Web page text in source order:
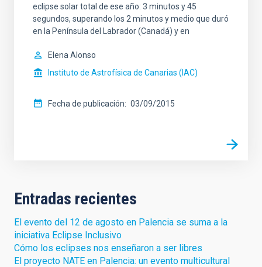
eclipse solar total de ese año: 3 minutos y 45
segundos, superando los 2 minutos y medio que duró
en la Península del Labrador (Canadá) y en
Elena Alonso
Instituto de Astrofísica de Canarias (IAC)
Fecha de publicación 03/09/2015
Entradas recientes
El evento del 12 de agosto en Palencia se suma a la
iniciativa Eclipse Inclusivo
Cómo los eclipses nos enseñaron a ser libres
El proyecto NATE en Palencia: un evento multicultural